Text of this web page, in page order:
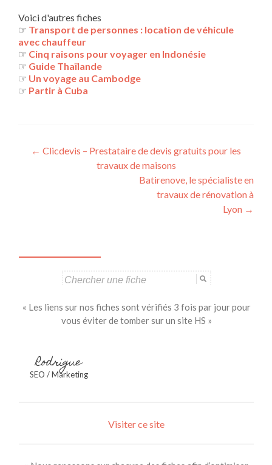
Voici d'autres fiches
☞ Transport de personnes : location de véhicule
avec chauffeur
☞ Cinq raisons pour voyager en Indonésie
☞ Guide Thaïlande
☞ Un voyage au Cambodge
☞ Partir à Cuba
Navigation
← Clicdevis – Prestataire de devis gratuits pour les
travaux de maisons
Batirenove, le spécialiste en
travaux de rénovation à
Lyon →
« Les liens sur nos fiches sont vérifiés 3 fois par jour pour
vous éviter de tomber sur un site HS »
Rodrigue
SEO / Marketing
Visiter ce site